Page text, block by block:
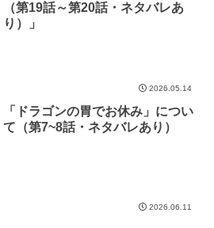
（第19話～第20話・ネタバレあ
り）」
2026.05.14
「ドラゴンの胃でお休み」につい
て（第7~8話・ネタバレあり）
2026.06.11